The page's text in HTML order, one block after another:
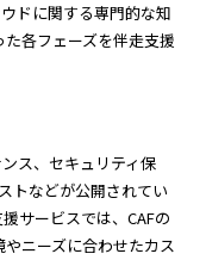
ドに関する専門的な知
各フェーズを伴走支援
ス、セキュリティ保
トなどが公開されてい
サービスでは、CAFの
ニーズに合わせたカス